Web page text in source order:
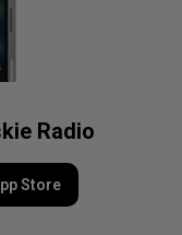
Radio
Store